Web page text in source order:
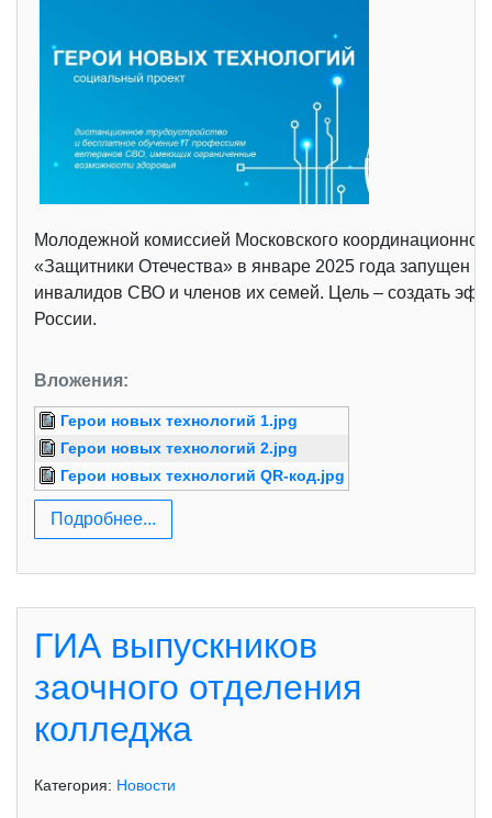
Молодежной комиссией Московского
«Защитники Отечества» в январе 2025 года запущен
инвалидов СВО и членов их семей. Цель – создать
России.
Вложения:
Герои новых технологий 1.jpg
Герои новых технологий 2.jpg
Герои новых технологий QR-код.jpg
Подробнее...
ГИА выпускников
заочного отделения
колледжа
Категория: Новости